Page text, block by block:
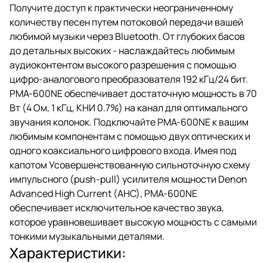
Получите доступ к практически неограниченному
количеству песен путем потоковой передачи вашей
любимой музыки через Bluetooth. От глубоких басов
до детальных высоких - наслаждайтесь любимым
аудиоконтентом высокого разрешения с помощью
цифро-аналогового преобразователя 192 кГц/24 бит.
PMA-600NE обеспечивает достаточную мощность в 70
Вт (4 Ом, 1 кГц, КНИ 0.7%) на канал для оптимального
звучания колонок. Подключайте PMA-600NE к вашим
любимым компонентам с помощью двух оптических и
одного коаксиального цифрового входа. Имея под
капотом Усовершенствованную сильноточную схему
импульсного (push-pull) усилителя мощности Denon
Advanced High Current (AHC), PMA-600NE
обеспечивает исключительное качество звука,
которое уравновешивает высокую мощность с самыми
тонкими музыкальными деталями.
Характеристики: